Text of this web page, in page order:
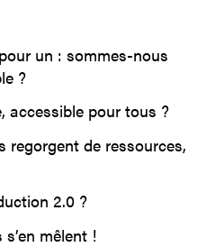
un : sommes-nous
?
accessible pour tous ?
regorgent de ressources,
2.0 ?
mêlent !